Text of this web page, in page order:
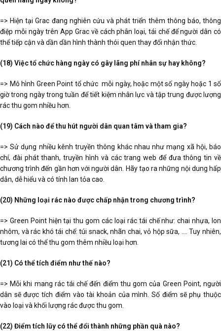
=> Hiện tại Grac đang nghiên cứu và phát triển thêm thông báo, thông
điệp mỗi ngày trên App Grac về cách phân loại, tái chế để người dân có
thể tiếp cận và dần dần hình thành thói quen thay đổi nhận thức.
(18) Việc tổ chức hàng ngày có gây lãng phí nhân sự hay không?
=> Mô hình Green Point tổ chức mỗi ngày, hoặc một số ngày hoặc 1 số
giờ trong ngày trong tuần để tiết kiệm nhân lực và tập trung được lượng
rác thu gom nhiều hơn.
(19) Cách nào để thu hút người dân quan tâm và tham gia?
=> Sử dụng nhiều kênh truyền thông khác nhau như mạng xã hội, báo
chí, đài phát thanh, truyền hình và các trang web để đưa thông tin về
chương trình đến gần hơn với người dân. Hãy tạo ra những nội dung hấp
dẫn, dễ hiểu và có tính lan tỏa cao.
(20) Những loại rác nào được chấp nhận trong chương trình?
=> Green Point hiện tại thu gom các loại rác tái chế như: chai nhựa, lon
nhôm, và rác khó tái chế: túi snack, nhãn chai, vỏ hộp sữa, …. Tuy nhiên,
tương lai có thể thu gom thêm nhiều loại hơn.
(21) Có thể tích điểm như thế nào?
=> Mỗi khi mang rác tái chế đến điểm thu gom của Green Point, người
dân sẽ được tích điểm vào tài khoản của mình. Số điểm sẽ phụ thuộc
vào loại và khối lượng rác được thu gom.
(22) Điểm tích lũy có thể đổi thành những phần quà nào?